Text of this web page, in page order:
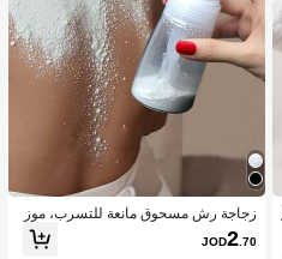
زجاجة رش مسحوق مانعة للتسرب، موز
ع مسحوق متعدد الاستخدامات، هزاز مس
حوق تالك منزلي محمول، حاوية قابلة لإعا
JOD2.70